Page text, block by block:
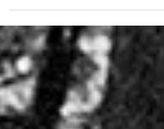
UN CHANTIER PAS COMME LES
AUTRES (#prison-info)
Lire la version PDF